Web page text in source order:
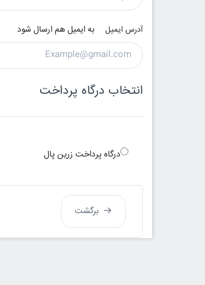
آدرس ایمیل به ایمیل هم ارسال شود
انتخاب درگاه پرداخت
درگاه پرداخت زرین پال
برگشت